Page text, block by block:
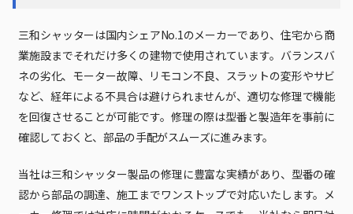
三和シャッターは国内シェアNo.1のメーカーであり、住宅から商
業施設までそれだけ多くの建物で使用されています。バランスバ
ネの劣化、モーター故障、リモコン不良、スラットの変形やサビ
など、経年による不具合は避けられませんが、適切な修理で機能
を回復させることが可能です。修理の際は型番と製造年を事前に
確認しておくと、部品の手配がスムーズに進みます。
当社は三和シャッター製品の修理に豊富な実績があり、型番の確
認から部品の調達、施工までワンストップで対応いたします。メ